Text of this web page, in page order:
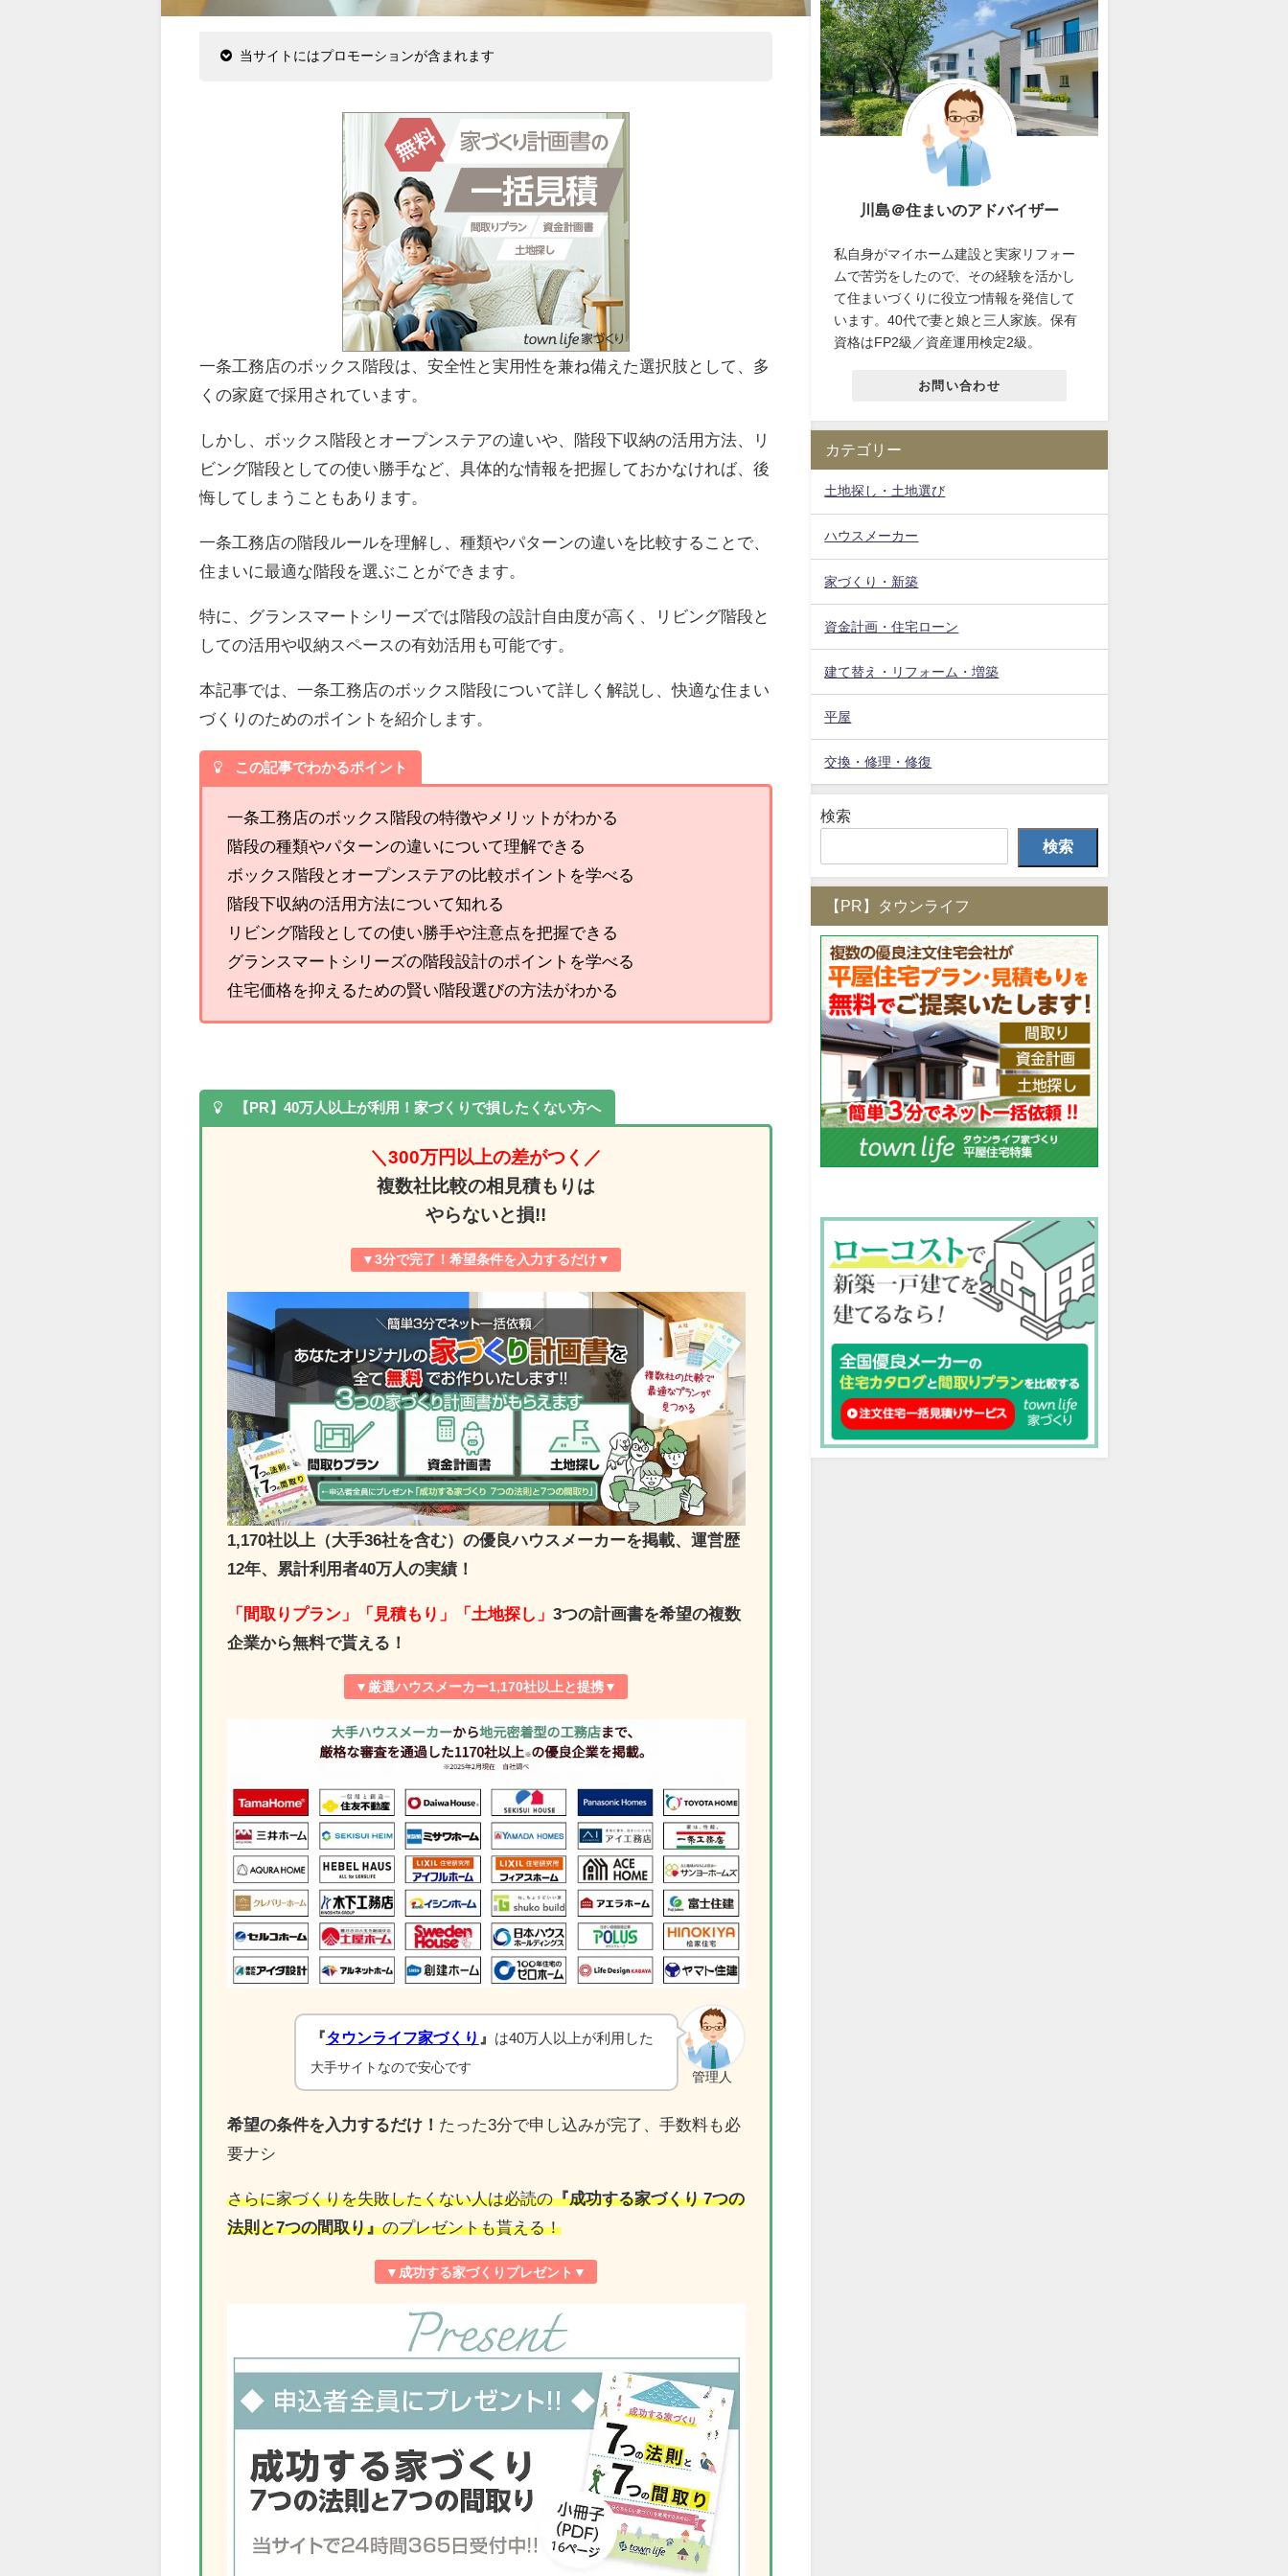
当サイトにはプロモーションが含まれます
一条工務店のボックス階段は、安全性と実用性を兼ね備えた選択肢として、多
くの家庭で採用されています。
しかし、ボックス階段とオープンステアの違いや、階段下収納の活用方法、リ
ビング階段としての使い勝手など、具体的な情報を把握しておかなければ、後
悔してしまうこともあります。
一条工務店の階段ルールを理解し、種類やパターンの違いを比較することで、
住まいに最適な階段を選ぶことができます。
特に、グランスマートシリーズでは階段の設計自由度が高く、リビング階段と
しての活用や収納スペースの有効活用も可能です。
本記事では、一条工務店のボックス階段について詳しく解説し、快適な住まい
づくりのためのポイントを紹介します。
この記事でわかるポイント
一条工務店のボックス階段の特徴やメリットがわかる
階段の種類やパターンの違いについて理解できる
ボックス階段とオープンステアの比較ポイントを学べる
階段下収納の活用方法について知れる
リビング階段としての使い勝手や注意点を把握できる
グランスマートシリーズの階段設計のポイントを学べる
住宅価格を抑えるための賢い階段選びの方法がわかる
【PR】40万人以上が利用！家づくりで損したくない方へ
＼ 300万円以上の差がつく ／
複数社比較の相見積もりは
やらないと損!!
▼3分で完了！希望条件を入力するだけ▼
1,170社以上（大手36社を含む）の優良ハウスメーカーを掲載、運営歴
12年、累計利用者40万人の実績！
「間取りプラン」「見積もり」「土地探し」 3つの計画書を希望の複数
企業から無料で貰える！
▼厳選ハウスメーカー1,170社以上と提携▼
管理人
『タウンライフ家づくり 』 は40万人以上が利用した
大手サイトなので安心です
希望の条件を入力するだけ！ たった3分で申し込みが完了、手数料も必
要ナシ
さらに家づくりを失敗したくない人は必読の『成功する家づくり 7つの
法則と7つの間取り』のプレゼントも貰える！
▼ 成功する家づくりプレゼント ▼
川島＠住まいのアドバイザー
私自身がマイホーム建設と実家リフォー
ムで苦労をしたので、その経験を活かし
て住まいづくりに役立つ情報を発信して
います。40代で妻と娘と三人家族。保有
資格はFP2級／資産運用検定2級。
お問い合わせ
カテゴリー
土地探し・土地選び
ハウスメーカー
家づくり・新築
資金計画・住宅ローン
建て替え・リフォーム・増築
平屋
交換・修理・修復
検索
検索
【PR】タウンライフ